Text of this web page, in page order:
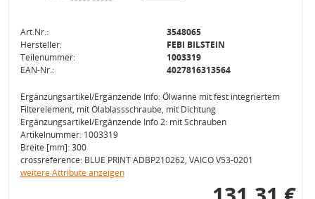
Art.Nr.:
3548065
Hersteller:
FEBI BILSTEIN
Teilenummer:
1003319
EAN-Nr.:
4027816313564
Ergänzungsartikel/Ergänzende Info: Ölwanne mit fest integriertem
Filterelement, mit Ölablassschraube, mit Dichtung
Ergänzungsartikel/Ergänzende Info 2: mit Schrauben
Artikelnummer: 1003319
Breite [mm]: 300
crossreference: BLUE PRINT ADBP210262, VAICO V53-0201
weitere Attribute anzeigen